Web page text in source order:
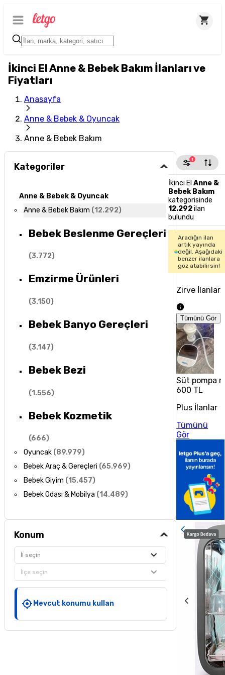
İkinci El Anne & Bebek Bakım İlanları ve
Fiyatları
Anasayfa
Anne & Bebek & Oyuncak
Anne & Bebek Bakım
Kategoriler
Anne & Bebek & Oyuncak
Anne & Bebek Bakım (12.292)
Bebek Beslenme Gereçleri
(3.772)
Emzirme Ürünleri
(3.150)
Bebek Banyo Gereçleri
(3.147)
Bebek Bezi
(1.556)
Bebek Kozmetik
(666)
Oyuncak (89.979)
Bebek Araç & Gereçleri (65.969)
Bebek Giyim (15.457)
Bebek Odası & Mobilya (14.489)
Konum
İl seçin
İlçe seçin
Mevcut konumu kullan
1
İkinci ElAnne &
Bebek Bakım
kategorisinde
12.292ilan
bulundu
Aradığın ilan
artık yayında
değil. Aşağıdaki
benzer ilanlara
göz atabilirsin!
Zirve İlanlar
Tümünü Gör
Süt pompa
600 TL
Plus İlanlar
Tümünü
Gör